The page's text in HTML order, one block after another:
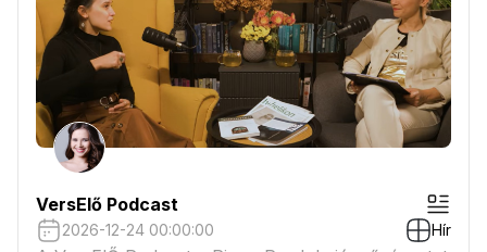
VersElő Podcast
2026-12-24 00:00:00 Hír